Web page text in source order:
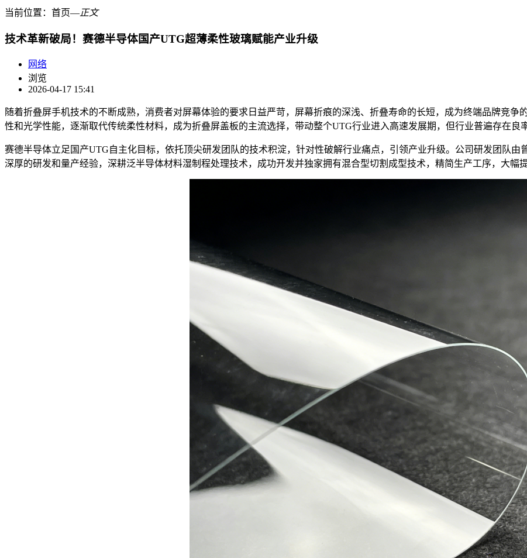
当前位置： 首页―正文
技术革新破局！赛德半导体国产UTG超薄柔性玻璃赋能产业升级
网络
浏览
2026-04-17 15:41
随着折叠屏手机技术的不断成熟，消费者对屏幕体验的要求日益严苛，屏幕折痕的深浅、折叠寿命的长短，成为终端品牌竞
性和光学性能，逐渐取代传统柔性材料，成为折叠屏盖板的主流选择，带动整个UTG行业进入高速发展期，但行业普遍存在良
赛德半导体立足国产UTG自主化目标，依托顶尖研发团队的技术积淀，针对性破解行业痛点，引领产业升级。公司研发团队由
深厚的研发和量产经验，深耕泛半导体材料湿制程处理技术，成功开发并独家拥有混合型切割成型技术，精简生产工序，大幅